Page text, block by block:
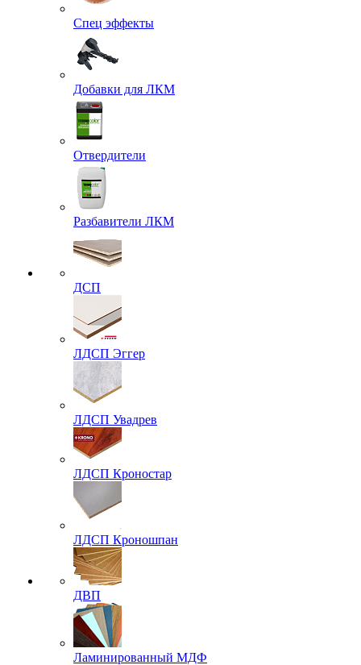
Спец эффекты
Добавки для ЛКМ
Отвердители
Разбавители ЛКМ
ДСП
ЛДСП Эггер
ЛДСП Увадрев
ЛДСП Кроностар
ЛДСП Кроношпан
ДВП
Ламинированный МДФ